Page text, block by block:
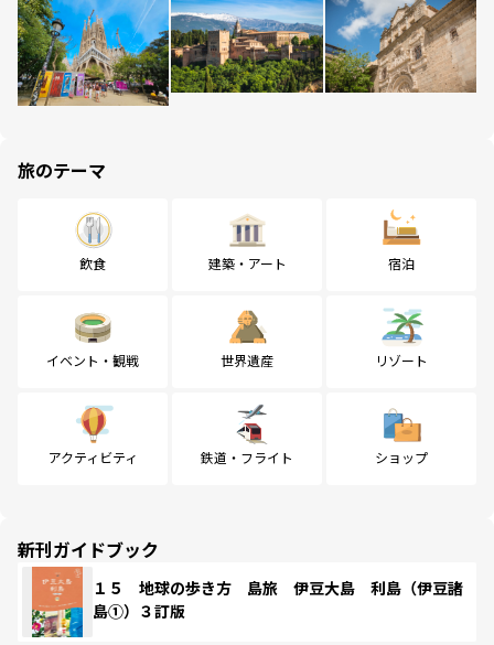
旅のテーマ
飲食 建築・アート 宿泊
イベント・観戦 世界遺産 リゾート
アクティビティ 鉄道・フライト ショップ
新刊ガイドブック
１５ 地球の歩き方 島旅 伊豆大島 利島（伊豆諸
島①）３訂版